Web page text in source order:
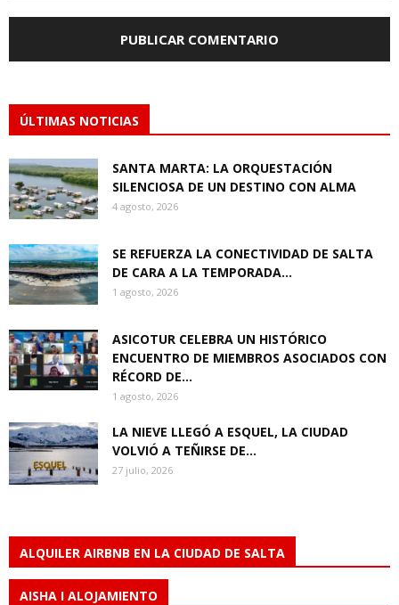
ÚLTIMAS NOTICIAS
SANTA MARTA: LA ORQUESTACIÓN
SILENCIOSA DE UN DESTINO CON ALMA
4 agosto, 2026
SE REFUERZA LA CONECTIVIDAD DE SALTA
DE CARA A LA TEMPORADA...
1 agosto, 2026
ASICOTUR CELEBRA UN HISTÓRICO
ENCUENTRO DE MIEMBROS ASOCIADOS CON
RÉCORD DE...
1 agosto, 2026
LA NIEVE LLEGÓ A ESQUEL, LA CIUDAD
VOLVIÓ A TEÑIRSE DE...
27 julio, 2026
ALQUILER AIRBNB EN LA CIUDAD DE SALTA
AISHA I ALOJAMIENTO